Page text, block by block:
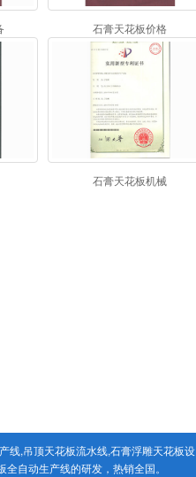
石膏天花板价格
石膏天花板机械
线,吊顶天花板流水线,石膏浮雕天花板设
自动生产线的研发，热销全国。